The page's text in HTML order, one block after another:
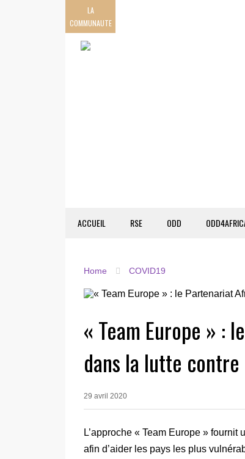
LA
COMMUNAUTE
ACCUEIL RSE ODD
Home COVID19
« Team Europe » :
dans la lutte contre
29 avril 2020
L’approche « Team Europe »
afin d’aider les pays les plus